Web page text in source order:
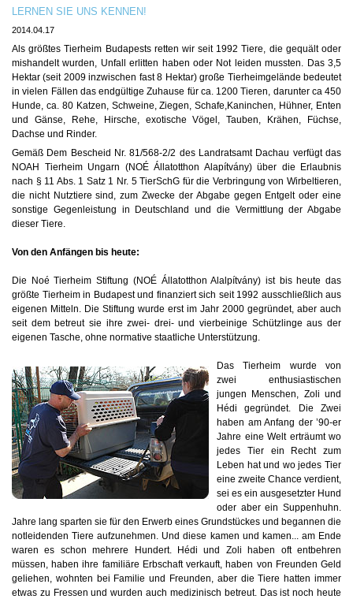
LERNEN SIE UNS KENNEN!
2014.04.17
Als größtes Tierheim Budapests retten wir seit 1992 Tiere, die gequält oder
mishandelt wurden, Unfall erlitten haben oder Not leiden mussten. Das 3,5
Hektar (seit 2009 inzwischen fast 8 Hektar) große Tierheimgelände bedeutet
in vielen Fällen das endgültige Zuhause für ca. 1200 Tieren, darunter ca 450
Hunde, ca. 80 Katzen, Schweine, Ziegen, Schafe,Kaninchen, Hühner, Enten
und Gänse, Rehe, Hirsche, exotische Vögel, Tauben, Krähen, Füchse,
Dachse und Rinder.
Gemäß Dem Bescheid Nr. 81/568-2/2 des Landratsamt Dachau verfügt das
NOAH Tierheim Ungarn (NOÉ Állatotthon Alapítvány) über die Erlaubnis
nach § 11 Abs. 1 Satz 1 Nr. 5 TierSchG für die Verbringung von Wirbeltieren,
die nicht Nutztiere sind, zum Zwecke der Abgabe gegen Entgelt oder eine
sonstige Gegenleistung in Deutschland und die Vermittlung der Abgabe
dieser Tiere.
Von den Anfängen bis heute:
Die Noé Tierheim Stiftung (NOÉ Állatotthon Alalpítvány) ist bis heute das
größte Tierheim in Budapest und finanziert sich seit 1992 ausschließlich aus
eigenen Mitteln. Die Stiftung wurde erst im Jahr 2000 gegründet, aber auch
seit dem betreut sie ihre zwei- drei- und vierbeinige Schützlinge aus der
eigenen Tasche, ohne normative staatliche Unterstützung.
Das Tierheim wurde von
zwei enthusiastischen
jungen Menschen, Zoli und
Hédi gegründet. Die Zwei
haben am Anfang der ’90-er
Jahre eine Welt erträumt wo
jedes Tier ein Recht zum
Leben hat und wo jedes Tier
eine zweite Chance verdient,
sei es ein ausgesetzter Hund
oder aber ein Suppenhuhn.
Jahre lang sparten sie für den Erwerb eines Grundstückes und begannen die
notleidenden Tiere aufzunehmen. Und diese kamen und kamen... am Ende
waren es schon mehrere Hundert. Hédi und Zoli haben oft entbehren
müssen, haben ihre familiäre Erbschaft verkauft, haben von Freunden Geld
geliehen, wohnten bei Familie und Freunden, aber die Tiere hatten immer
etwas zu Fressen und wurden auch medizinisch betreut. Das ist noch heute